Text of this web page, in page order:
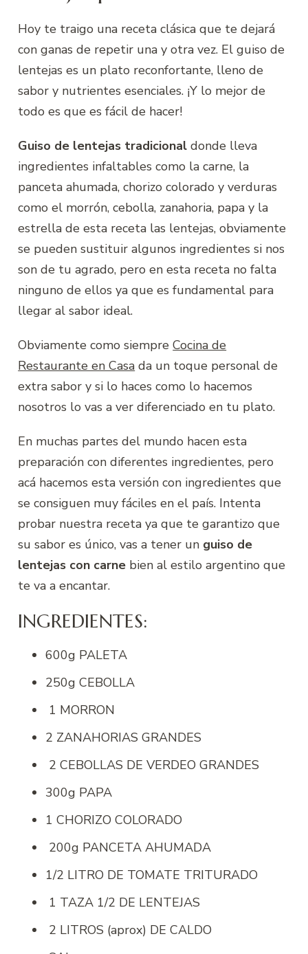
Hoy te traigo una receta clásica que te dejará
con ganas de repetir una y otra vez. El guiso de
lentejas es un plato reconfortante, lleno de
sabor y nutrientes esenciales. ¡Y lo mejor de
todo es que es fácil de hacer!
Guiso de lentejas tradicional donde lleva
ingredientes infaltables como la carne, la
panceta ahumada, chorizo colorado y verduras
como el morrón, cebolla, zanahoria, papa y la
estrella de esta receta las lentejas, obviamente
se pueden sustituir algunos ingredientes si nos
son de tu agrado, pero en esta receta no falta
ninguno de ellos ya que es fundamental para
llegar al sabor ideal.
Obviamente como siempreCocina de
Restaurante en Casa da un toque personal de
extra sabor y si lo haces como lo hacemos
nosotros lo vas a ver diferenciado en tu plato.
En muchas partes del mundo hacen esta
preparación con diferentes ingredientes, pero
acá hacemos esta versión con ingredientes que
se consiguen muy fáciles en el país. Intenta
probar nuestra receta ya que te garantizo que
su sabor es único, vas a tener un guiso de
lentejas con carne bien al estilo argentino que
te va a encantar.
INGREDIENTES:
600g PALETA
250g CEBOLLA
1 MORRON
2 ZANAHORIAS GRANDES
2 CEBOLLAS DE VERDEO GRANDES
300g PAPA
1 CHORIZO COLORADO
200g PANCETA AHUMADA
1/2 LITRO DE TOMATE TRITURADO
1 TAZA 1/2 DE LENTEJAS
2 LITROS (aprox) DE CALDO